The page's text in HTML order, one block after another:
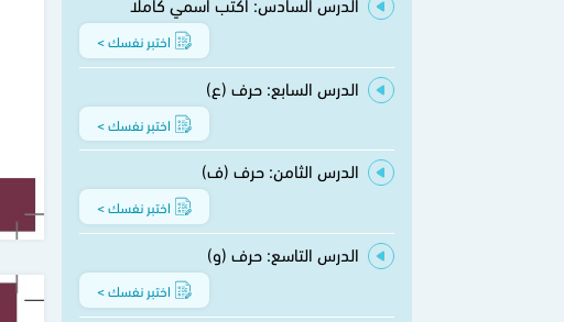
اختبر نفسك >
الدرس السابع: حرف (ع)
اختبر نفسك >
الدرس الثامن: حرف (ف)
اختبر نفسك >
الدرس التاسع: حرف (و)
اختبر نفسك >